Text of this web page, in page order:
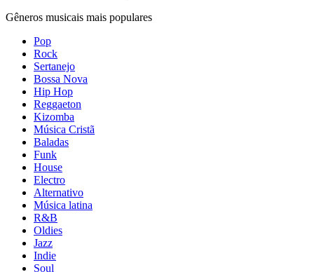
Gêneros musicais mais populares
Pop
Rock
Sertanejo
Bossa Nova
Hip Hop
Reggaeton
Kizomba
Música Cristã
Baladas
Funk
House
Electro
Alternativo
Música latina
R&B
Oldies
Jazz
Indie
Soul